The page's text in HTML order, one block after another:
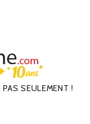
SEULEMENT !